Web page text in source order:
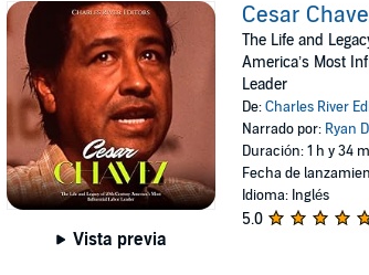
Vista previa
Cesar
The Life and
America’s Most
Leader
De:Charles River
Narrado por: Ryan
Duración: 1 h y 34 m
Fecha de
Idioma: Inglés
5.0